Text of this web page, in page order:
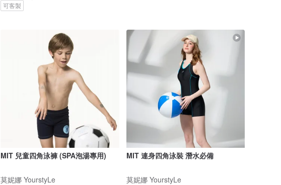
可客製
MIT 兒童四角泳褲 (SPA泡湯專用)
莫妮娜 YourstyLe
MIT 連身四角泳裝 潛水必備
莫妮娜 YourstyLe